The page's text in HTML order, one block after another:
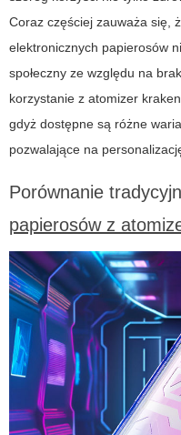
Coraz częściej zauważa się,
elektronicznych papierosów
społeczny ze względu na
korzystanie z atomizer kraken
gdyż dostępne są różne
pozwalające na
Porównanie
papierosów z